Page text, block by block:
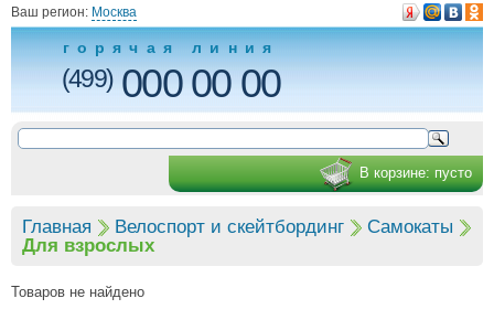
Ваш регион: Москва
горячая линия
(499)000 00 00
В корзине: пусто
Главная Велоспорт и скейтбординг
Самокаты
Для взрослых
Товаров не найдено